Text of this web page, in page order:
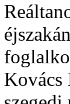
Kovács